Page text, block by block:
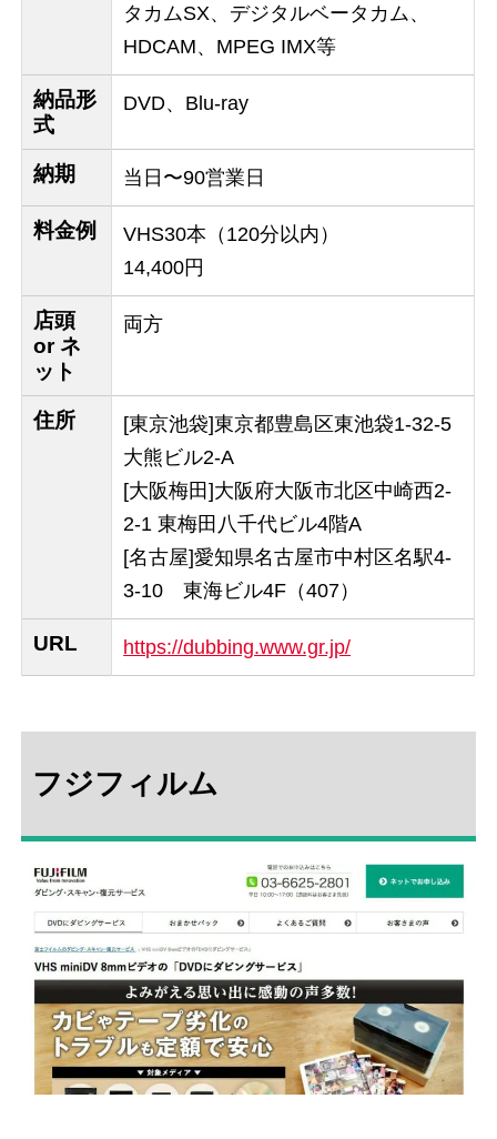
タカムSX、デジタルベータカム、
HDCAM、MPEG IMX等
納品形
式
DVD、Blu-ray
納期 当日〜90営業日
料金例
VHS30本（120分以内）
14,400円
店頭
or ネ
ット
両方
住所
[東京池袋]東京都豊島区東池袋1-32-5
大熊ビル2-A
[大阪梅田]大阪府大阪市北区中崎西2-
2-1 東梅田八千代ビル4階A
[名古屋]愛知県名古屋市中村区名駅4-
3-10 東海ビル4F（407）
URL https://dubbing.www.gr.jp/
フジフィルム